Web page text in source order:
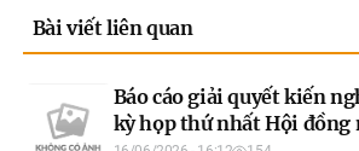
Bài viết liên quan
Báo cáo giải quyết kiến
kỳ họp thứ nhất Hội đồng